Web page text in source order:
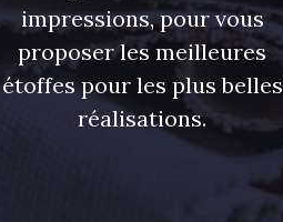
impressions, pour vous
proposer les meilleures
étoffes pour les plus belles
réalisations.